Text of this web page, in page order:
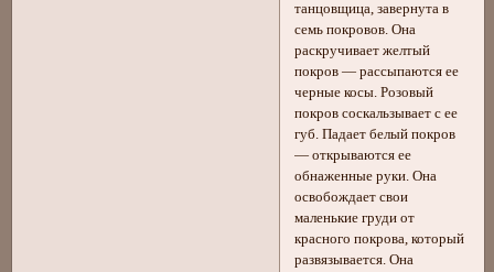
танцовщица, завернута в
семь покровов. Она
раскручивает желтый
покров — рассыпаются ее
черные косы. Розовый
покров соскальзывает с ее
губ. Падает белый покров
— открываются ее
обнаженные руки. Она
освобождает свои
маленькие груди от
красного покрова, который
развязывается. Она